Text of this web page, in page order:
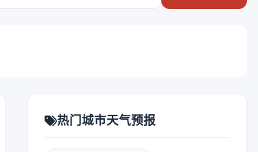
热门城市天气预报